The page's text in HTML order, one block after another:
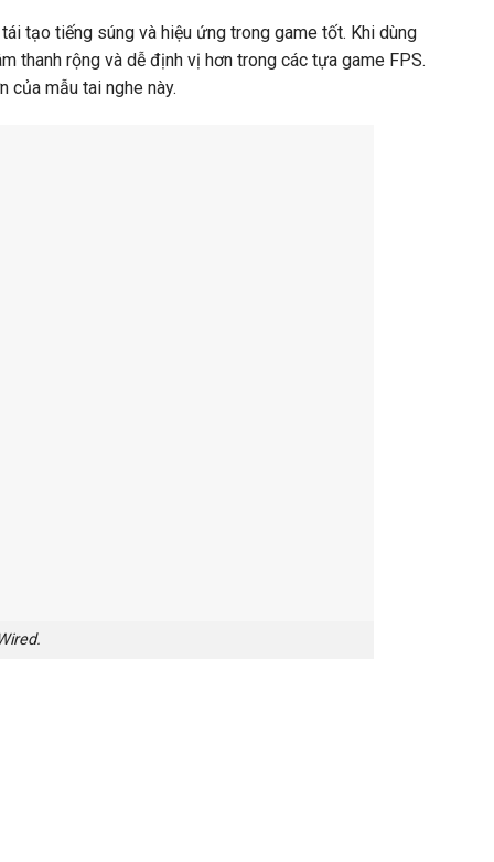
tạo tiếng súng và hiệu ứng trong game tốt. Khi dùng
thanh rộng và dễ định vị hơn trong các tựa game FPS.
của mẫu tai nghe này.